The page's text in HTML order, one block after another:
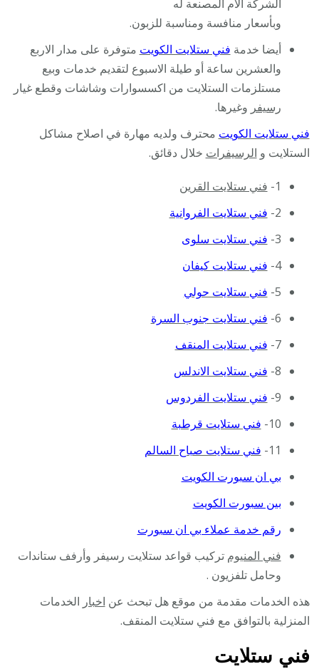
الشركة الام المصنعة له
وبأسعار منافسة ومناسبة للزبون.
أيضا خدمة فني ستلايت الكويت متوفرة على مدار الاربع
والعشرين ساعة أو طيلة الاسبوع لتقديم خدمات وبيع
مستلزمات الستلايت من اكسسوارات وشاشات وقطع غيار
رسيفر وغيرها.
فني ستلايت الكويت محترف ولديه مهارة في اصلاح مشاكل
الستلايت و الرسيفرات خلال دقائق.
1- فني ستلايت القرين
2- فني ستلايت الفروانية
3- فني ستلايت سلوى
4- فني ستلايت كيفان
5- فني ستلايت حولي
6- فني ستلايت جنوب السرة
7- فني ستلايت المنقف
8- فني ستلايت الاندلس
9- فني ستلايت الفردوس
10- فني ستلايت قرطبة
11- فني ستلايت صباح السالم
بي ان سبورت الكويت
بين سبورت الكويت
رقم خدمة عملاء بي ان سبورت
فني المنيوم تركيب قواعد ستلايت رسيفر وأرفف ستاندات
وحامل تلفزيون .
هذه الخدمات مقدمة من موقع هل تبحث عن اخبار الخدمات
المنزلية بالتوافق مع فني ستلايت المنقف.
فني ستلايت